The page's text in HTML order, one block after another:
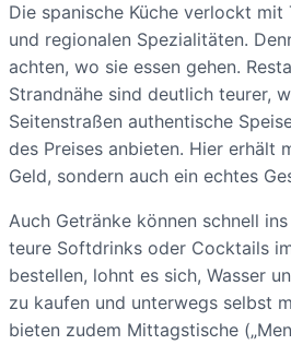
Die spanische Küche verlockt mit
und regionalen Spezialitäten.
achten, wo sie essen gehen.
Strandnähe sind deutlich teurer,
Seitenstraßen authentische
des Preises anbieten. Hier erhält
Geld, sondern auch ein echtes
Auch Getränke können schnell
teure Softdrinks oder Cocktails
bestellen, lohnt es sich, Wasser
zu kaufen und unterwegs selbst
bieten zudem Mittagstische